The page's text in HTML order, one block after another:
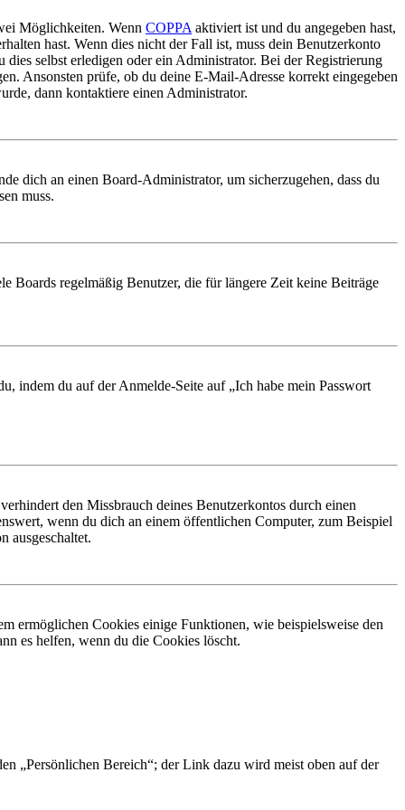
Möglichkeiten. Wenn COPPA aktiviert ist und du angegeben hast,
hast. Wenn dies nicht der Fall ist, muss dein Benutzerkonto
selbst erledigen oder ein Administrator. Bei der Registrierung
Ansonsten prüfe, ob du deine E-Mail-Adresse korrekt eingegeben
dann kontaktiere einen Administrator.
dich an einen Board-Administrator, um sicherzugehen, dass du
muss.
Boards regelmäßig Benutzer, die für längere Zeit keine Beiträge
indem du auf der Anmelde-Seite auf „Ich habe mein Passwort
den Missbrauch deines Benutzerkontos durch einen
wenn du dich an einem öffentlichen Computer, zum Beispiel
ausgeschaltet.
ermöglichen Cookies einige Funktionen, wie beispielsweise den
es helfen, wenn du die Cookies löscht.
„Persönlichen Bereich“; der Link dazu wird meist oben auf der